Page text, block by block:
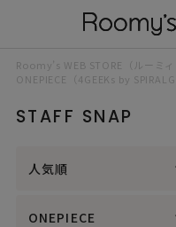
Roomy’s WEB STORE（ルーミ
ONEPIECE（4GEEKs by
STAFF SNAP
人気順
ONEPIECE